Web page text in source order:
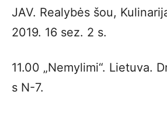
JAV. Realybės šou,
2019. 16 sez. 2 s.
11.00 „Nemylimi“. Lietuva.
s N-7.